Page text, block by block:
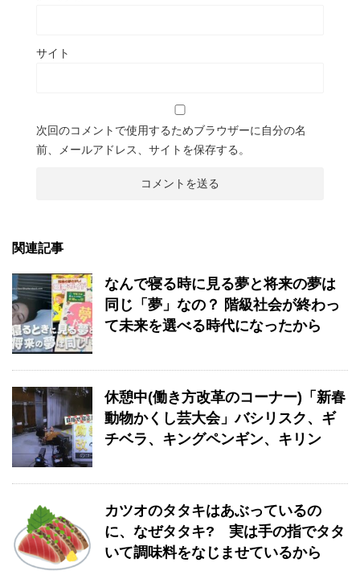
サイト
次回のコメントで使用するためブラウザーに自分の名
前、メールアドレス、サイトを保存する。
関連記事
なんで寝る時に見る夢と将来の夢は
同じ「夢」なの？ 階級社会が終わっ
て未来を選べる時代になったから
休憩中(働き方改革のコーナー)「新春
動物かくし芸大会」バシリスク、ギ
チベラ、キングペンギン、キリン
カツオのタタキはあぶっているの
に、なぜタタキ? 実は手の指でタタ
いて調味料をなじませているから